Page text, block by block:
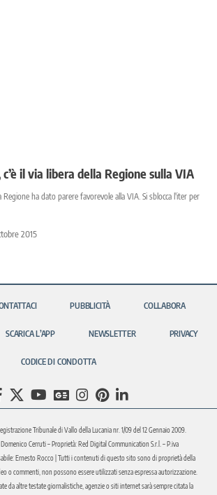
il via libera della Regione sulla VIA
ha dato parere favorevole alla VIA. Si sblocca l'iter per
2015
PUBBLICITÀ COLLABORA
SCARICA L’APP NEWSLETTER PRIVACY
CODICE DI CONDOTTA
Tribunale di Vallo della Lucania nr. 1/09 del 12 Gennaio 2009.
Cerruti – Proprietà: Red Digital Communication S.r.l. – P.iva
Ernesto Rocco | Tutti i contenuti di questo sito sono di proprietà della
o commenti, non possono essere utilizzati senza espressa autorizzazione.
da altre testate giornalistiche, agenzie o siti internet sarà sempre citata la